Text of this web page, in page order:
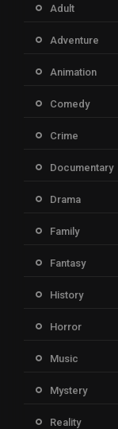
Adult
Adventure
Animation
Comedy
Crime
Documentary
Drama
Family
Fantasy
History
Horror
Music
Mystery
Reality